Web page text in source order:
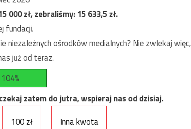
000zł, zebraliśmy:15 633,5zł.
fundacji.
ośrodków medialnych? Nie zwlekaj więc,
już od teraz.
104%
zatem do jutra, wspieraj nas od dzisiaj.
100 zł Inna kwota